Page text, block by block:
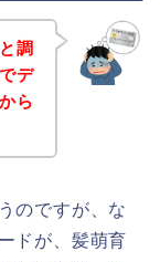
調
デ
ら
のですが、な
ドが、髪萌育